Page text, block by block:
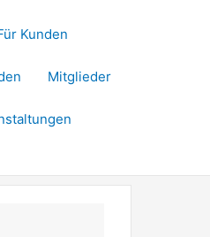
Kunden
Mitglieder